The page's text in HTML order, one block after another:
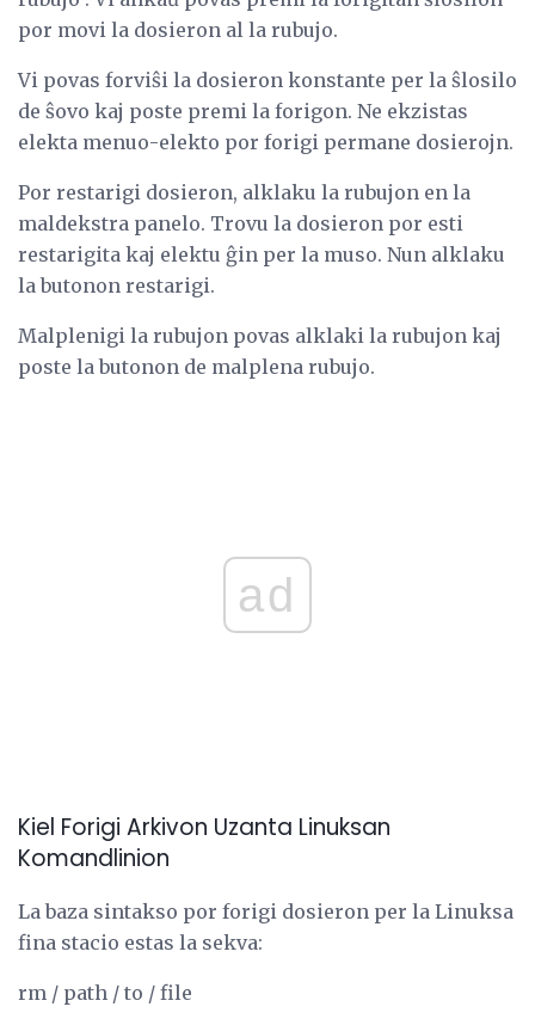
por movi la dosieron al la rubujo.
Vi povas forviŝi la dosieron konstante per la ŝlosilo
de ŝovo kaj poste premi la forigon. Ne ekzistas
elekta menuo-elekto por forigi permane dosierojn.
Por restarigi dosieron, alklaku la rubujon en la
maldekstra panelo. Trovu la dosieron por esti
restarigita kaj elektu ĝin per la muso. Nun alklaku
la butonon restarigi.
Malplenigi la rubujon povas alklaki la rubujon kaj
poste la butonon de malplena rubujo.
ad
Kiel Forigi Arkivon Uzanta Linuksan
Komandlinion
La baza sintakso por forigi dosieron per la Linuksa
fina stacio estas la sekva:
rm / path / to / file